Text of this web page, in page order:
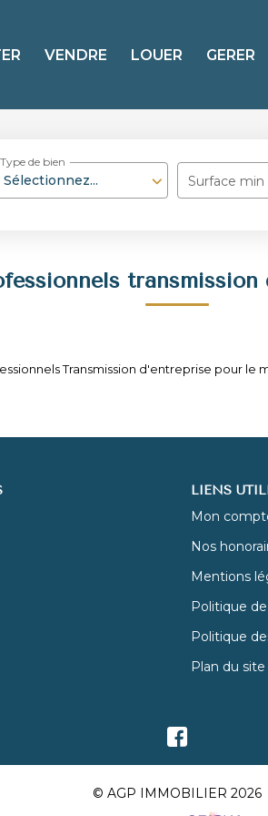
VENDRE LOUER GERER
Sélectionnez...
Type de bien
Surface min
transmission
Transmission d'entreprise pour le
LIENS
Mon
Nos
Mentions
Politique
Politique
Plan du site
© AGP IMMOBILIER 2026